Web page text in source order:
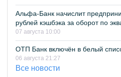
Альфа-Банк начислит
рублей кэшбэка за оборот по
07 августа 10:00
ОТП Банк включён в белый
06 августа 21:27
Все новости